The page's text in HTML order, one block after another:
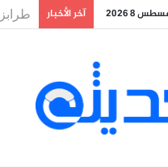
8 2026 آخر الأخبار فرصة